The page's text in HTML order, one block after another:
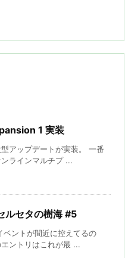
1 実装
アップデートが実装。 一番
ラインマルチプ ...
ルセタの樹海 #5
ベントが間近に控えてるの
ントリはこれが最 ...